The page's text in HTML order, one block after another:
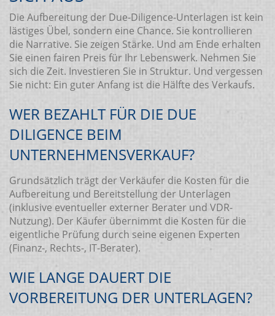
Die Aufbereitung der Due-Diligence-Unterlagen ist kein
lästiges Übel, sondern eine Chance. Sie kontrollieren
die Narrative. Sie zeigen Stärke. Und am Ende erhalten
Sie einen fairen Preis für Ihr Lebenswerk. Nehmen Sie
sich die Zeit. Investieren Sie in Struktur. Und vergessen
Sie nicht: Ein guter Anfang ist die Hälfte des Verkaufs.
WER BEZAHLT FÜR DIE DUE
DILIGENCE BEIM
UNTERNEHMENSVERKAUF?
Grundsätzlich trägt der Verkäufer die Kosten für die
Aufbereitung und Bereitstellung der Unterlagen
(inklusive eventueller externer Berater und VDR-
Nutzung). Der Käufer übernimmt die Kosten für die
eigentliche Prüfung durch seine eigenen Experten
(Finanz-, Rechts-, IT-Berater).
WIE LANGE DAUERT DIE
VORBEREITUNG DER UNTERLAGEN?